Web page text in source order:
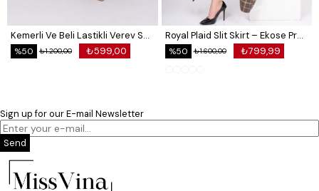
Kemerli Ve Beli Lastikli Verev Saten Etek 6791
₺599,00
₺1.200,00
%50
Royal Plaid Slit Skirt – Ekose Premium Long Skirt 6831
₺799,99
₺1.600,00
%50
Sign up for our E-mail Newsletter
Send